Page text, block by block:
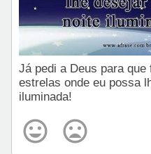
Já pedi a Deus para
estrelas onde eu possa
iluminada!